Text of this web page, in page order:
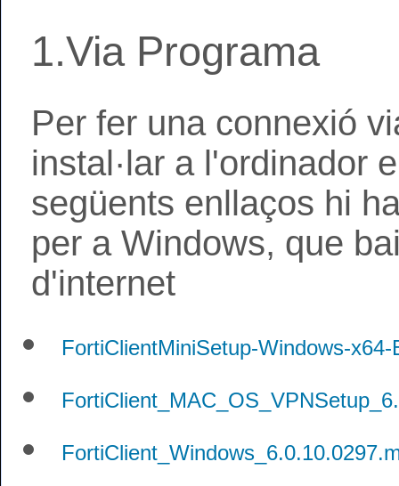
1.Via Programa
Per fer una connexió
instal·lar a l'ordinador
següents enllaços hi
per a Windows, que
d'internet
FortiClientMiniSetup-Windows-